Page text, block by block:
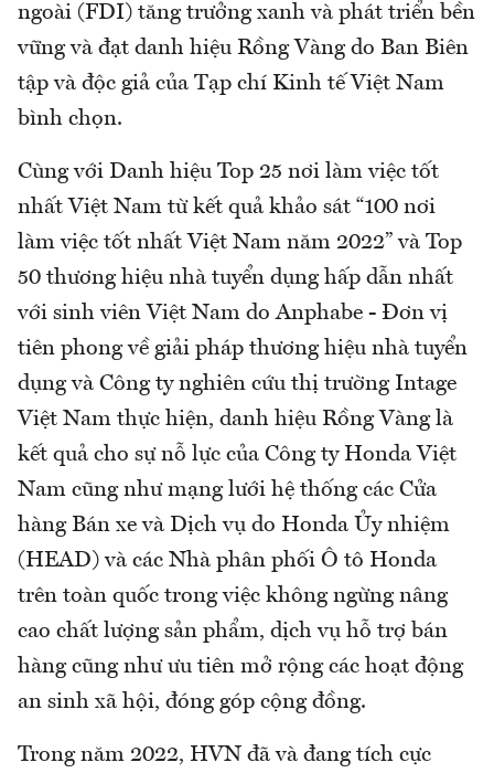
ngoài (FDI) tăng trưởng xanh và phát triển bền
vững và đạt danh hiệu Rồng Vàng do Ban Biên
tập và độc giả của Tạp chí Kinh tế Việt Nam
bình chọn.
Cùng với Danh hiệu Top 25 nơi làm việc tốt
nhất Việt Nam từ kết quả khảo sát “100 nơi
làm việc tốt nhất Việt Nam năm 2022” và Top
50 thương hiệu nhà tuyển dụng hấp dẫn nhất
với sinh viên Việt Nam do Anphabe - Đơn vị
tiên phong về giải pháp thương hiệu nhà tuyển
dụng và Công ty nghiên cứu thị trường Intage
Việt Nam thực hiện, danh hiệu Rồng Vàng là
kết quả cho sự nỗ lực của Công ty Honda Việt
Nam cũng như mạng lưới hệ thống các Cửa
hàng Bán xe và Dịch vụ do Honda Ủy nhiệm
(HEAD) và các Nhà phân phối Ô tô Honda
trên toàn quốc trong việc không ngừng nâng
cao chất lượng sản phẩm, dịch vụ hỗ trợ bán
hàng cũng như ưu tiên mở rộng các hoạt động
an sinh xã hội, đóng góp cộng đồng.
Trong năm 2022, HVN đã và đang tích cực